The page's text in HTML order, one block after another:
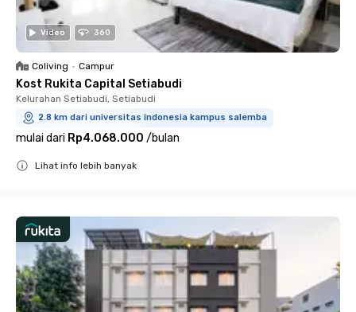
Video 360
Coliving • Campur
Kost Rukita Capital Setiabudi
Kelurahan Setiabudi, Setiabudi
2.8 km dari universitas indonesia kampus salemba
mulai dari Rp4.068.000 /bulan
Lihat info lebih banyak